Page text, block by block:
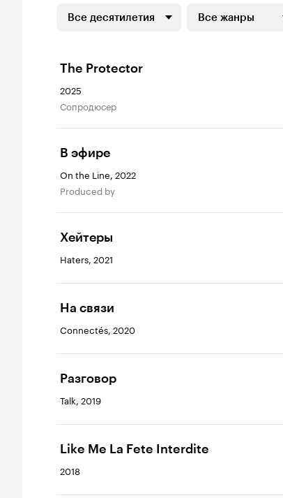
Все десятилетия Все жанры
The Protector
2025
сопродюсер
В эфире
On the Line, 2022
produced by
Хейтеры
Haters, 2021
На связи
Connectés, 2020
Разговор
Talk, 2019
Like Me La Fete Interdite
2018